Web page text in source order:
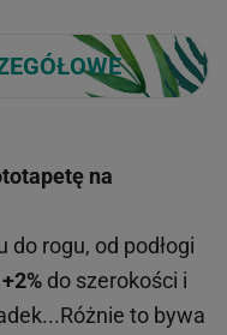
na
rogu, od podłogi
do szerokości i
to bywa